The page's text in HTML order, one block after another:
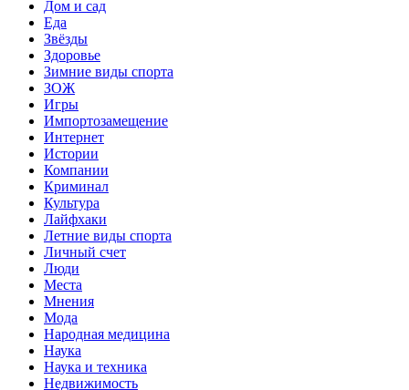
Дом и сад
Еда
Звёзды
Здоровье
Зимние виды спорта
ЗОЖ
Игры
Импортозамещение
Интернет
Истории
Компании
Криминал
Культура
Лайфхаки
Летние виды спорта
Личный счет
Люди
Места
Мнения
Мода
Народная медицина
Наука
Наука и техника
Недвижимость